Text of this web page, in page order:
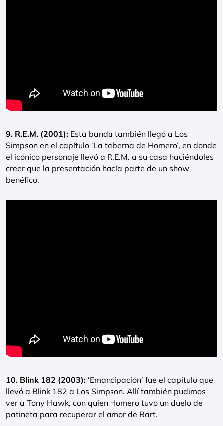
9. R.E.M. (2001): Esta banda también llegó a Los
Simpson en el capítulo ‘La taberna de Homero’, en donde
el icónico personaje llevó a R.E.M. a su casa haciéndoles
creer que la presentación hacía parte de un show
benéfico.
10. Blink 182 (2003): ‘Emancipación’ fue el capítulo que
llevó a Blink 182 a Los Simpson. Allí también pudimos
ver a Tony Hawk, con quien Homero tuvo un duelo de
patineta para recuperar el amor de Bart.